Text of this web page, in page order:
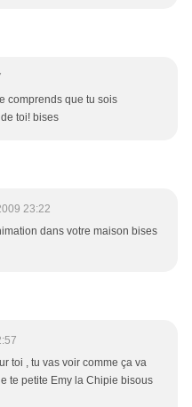
comprends que tu sois
toi! bises
23:22
dans votre maison bises
toi , tu vas voir comme ça va
te petite Emy la Chipie bisous